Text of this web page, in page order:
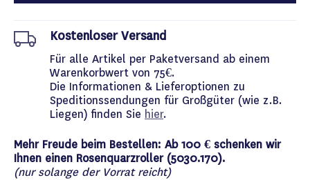
Kostenloser Versand
Für alle Artikel per Paketversand ab einem
Warenkorbwert von 75€.
Die Informationen & Lieferoptionen zu
Speditionssendungen für Großgüter (wie z.B.
Liegen) finden Sie hier.
Mehr Freude beim Bestellen: Ab 100 € schenken wir
Ihnen einen Rosenquarzroller (5030.170).
(nur solange der Vorrat reicht)